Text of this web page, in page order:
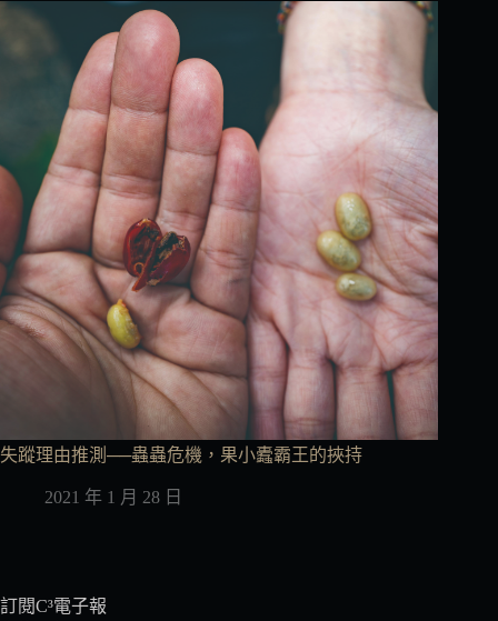
失蹤理由推測──蟲蟲危機，果小蠹霸王的挾持
2021 年 1 月 28 日
訂閱C³電子報